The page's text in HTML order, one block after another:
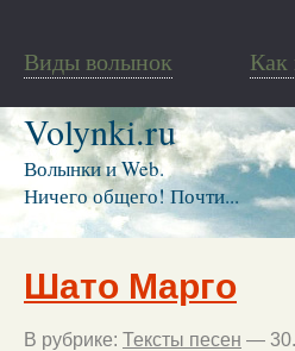
Виды волынок Как
Volynki.ru
Волынки и Web.
Ничего общего! Почти...
Шато Марго
В рубрике: Тексты песен —